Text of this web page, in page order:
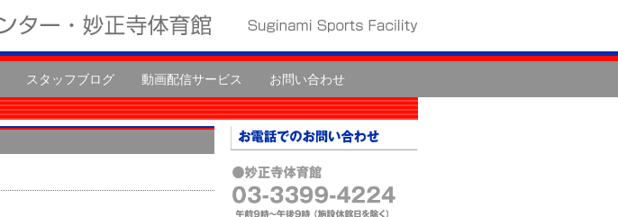
スタッフブログ 動画配信サービス お問い合わせ